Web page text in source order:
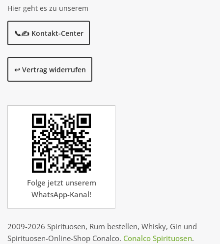
Hier geht es zu unserem
📞✍️ Kontakt-Center
↩️ Vertrag widerrufen
Folge jetzt unserem
WhatsApp-Kanal!
2009-2026 Spirituosen, Rum bestellen, Whisky, Gin und
Spirituosen-Online-Shop Conalco. Conalco Spirituosen.